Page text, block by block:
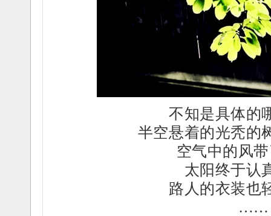
不知是具体的
半空悬着的光秃的
空气中的风
太阳终于认
路人的衣装也
……